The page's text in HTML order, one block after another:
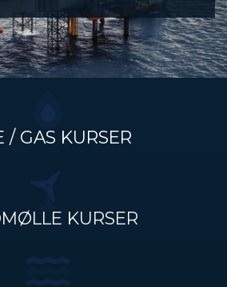
/ GAS KURSER
KURSER